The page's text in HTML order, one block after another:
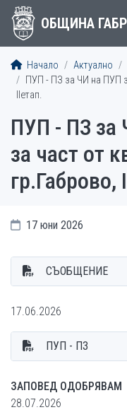
ОБЩИНА
Начало Актуално
ПУП - ПЗ за ЧИ на ПУП
IIетап.
ПУП - ПЗ за
за част от
гр.Габрово,
17 юни 2026
СЪОБЩЕНИЕ
17.06.2026
ПУП - ПЗ
ЗАПОВЕД ОДОБРЯВАМ
28.07.2026